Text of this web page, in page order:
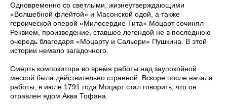
Одновременно со светлыми, жизнеутверждающими
«Волшебной флейтой» и Масонской одой, а также
героической оперой «Милосердие Тита» Моцарт сочинял
Реквием, произведение, ставшее легендой не в последнюю
очередь благодаря «Моцарту и Сальери» Пушкина. В этой
истории немало загадочного.
Смерть композитора во время работы над заупокойной
мессой была действительно странной. Вскоре после начала
работы, в июле 1791 года Моцарт стал говорить, что он
отравлен ядом Аква Тофана.